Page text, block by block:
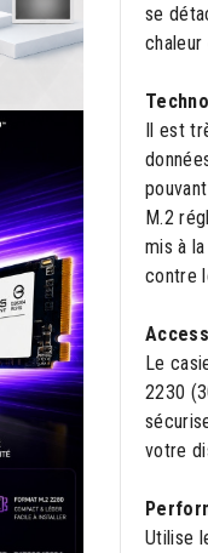
se
Il est
M.2
mis à
contre
Le
2230
votre
Utilise